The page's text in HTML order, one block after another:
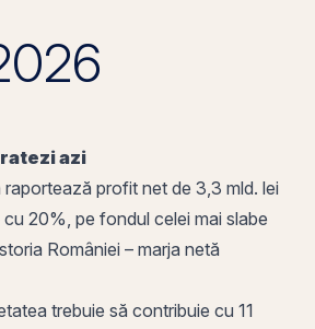
ratezi azi
profit net de 3,3 mld. lei
cu 20%, pe fondul celei mai slabe
României – marja netă
trebuie să contribuie cu 11